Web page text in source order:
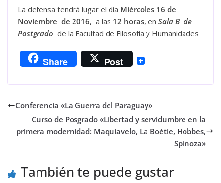
La defensa tendrá lugar el día Miércoles 16 de
Noviembre de 2016, a las 12 horas, en Sala B de
Postgrado de la Facultad de Filosofía y Humanidades
Share Post
Conferencia «La Guerra del Paraguay»
Curso de Posgrado «Libertad y servidumbre en la
primera modernidad: Maquiavelo, La Boétie, Hobbes,
Spinoza»
También te puede gustar